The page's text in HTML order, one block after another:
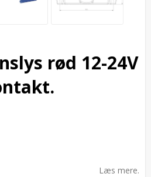
rød 12-24V
Læs mere.